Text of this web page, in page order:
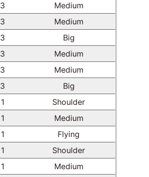
3
Medium
3
Medium
3
Big
3
Medium
3
Medium
3
Big
1
Shoulder
1
Medium
1
Flying
1
Shoulder
1
Medium